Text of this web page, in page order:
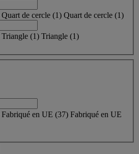
Quart de cercle (1) Quart de cercle (1)
Triangle (1) Triangle (1)
Fabriqué en UE (37) Fabriqué en UE